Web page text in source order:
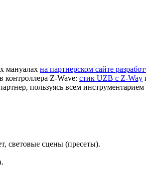
мануалах на партнерском сайте
контроллера Z-Wave: стик UZB c Z-Way
пользуясь всем
световые сцены (пресеты).